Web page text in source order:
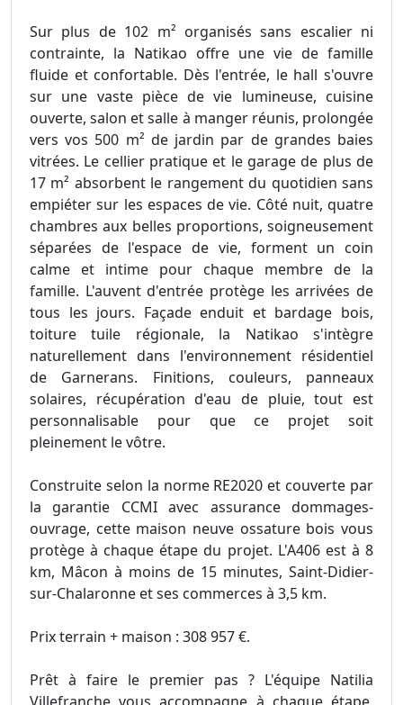
Sur plus de 102 m² organisés sans escalier ni
contrainte, la Natikao offre une vie de famille
fluide et confortable. Dès l'entrée, le hall s'ouvre
sur une vaste pièce de vie lumineuse, cuisine
ouverte, salon et salle à manger réunis, prolongée
vers vos 500 m² de jardin par de grandes baies
vitrées. Le cellier pratique et le garage de plus de
17 m² absorbent le rangement du quotidien sans
empiéter sur les espaces de vie. Côté nuit, quatre
chambres aux belles proportions, soigneusement
séparées de l'espace de vie, forment un coin
calme et intime pour chaque membre de la
famille. L'auvent d'entrée protège les arrivées de
tous les jours. Façade enduit et bardage bois,
toiture tuile régionale, la Natikao s'intègre
naturellement dans l'environnement résidentiel
de Garnerans. Finitions, couleurs, panneaux
solaires, récupération d'eau de pluie, tout est
personnalisable pour que ce projet soit
pleinement le vôtre.
Construite selon la norme RE2020 et couverte par
la garantie CCMI avec assurance dommages-
ouvrage, cette maison neuve ossature bois vous
protège à chaque étape du projet. L'A406 est à 8
km, Mâcon à moins de 15 minutes, Saint-Didier-
sur-Chalaronne et ses commerces à 3,5 km.
Prix terrain + maison : 308 957 €.
Prêt à faire le premier pas ? L'équipe Natilia